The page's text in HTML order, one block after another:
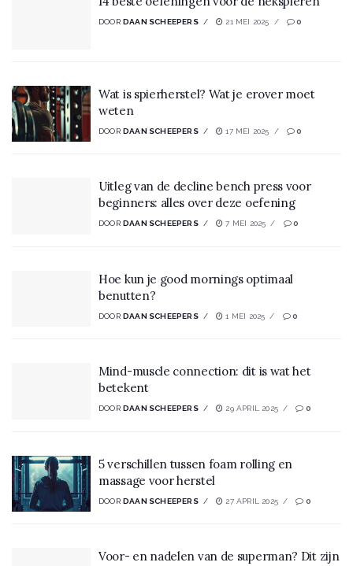
DOOR DAAN SCHEEPERS 21 MEI 2025 0
Wat is spierherstel? Wat je erover moet
weten
DOOR DAAN SCHEEPERS 17 MEI 2025 0
Uitleg van de decline bench press voor
beginners: alles over deze oefening
DOOR DAAN SCHEEPERS 7 MEI 2025 0
Hoe kun je good mornings optimaal
benutten?
DOOR DAAN SCHEEPERS 1 MEI 2025 0
Mind-muscle connection: dit is wat het
betekent
DOOR DAAN SCHEEPERS 29 APRIL 2025 0
5 verschillen tussen foam rolling en
massage voor herstel
DOOR DAAN SCHEEPERS 27 APRIL 2025 0
Voor- en nadelen van de superman? Dit zijn